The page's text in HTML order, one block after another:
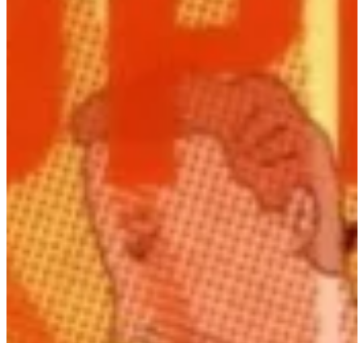
Clube de Leitores
Como ler?
Na escola
Na família
Colunas
Conteúdos